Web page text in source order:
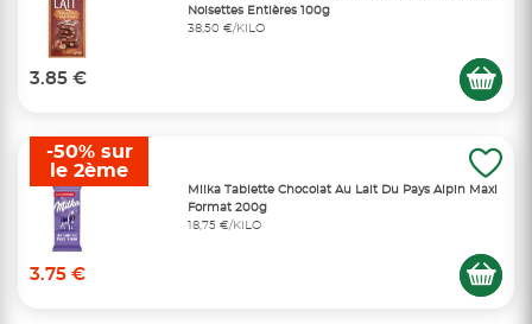
Noisettes Entières 100g
38,50 €/KILO
3.85 €
Milka Tablette Chocolat Au Lait Du Pays Alpin Maxi
Format 200g
18,75 €/KILO
3.75 €
-50% sur
le 2ème